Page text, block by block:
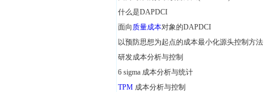
什么是DAPDCI
面向 质量成本对象的DAPDCI
以预防思想为起点的成本最小化源头控制方法
研发成本分析与控制
6 sigma 成本分析与统计
TPM 成本分析与控制